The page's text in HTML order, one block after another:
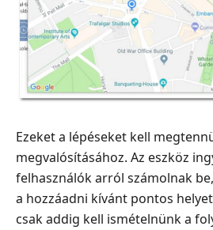
Ezeket a lépéseket kell
megvalósításához. Az eszköz
felhasználók arról számolnak
a hozzáadni kívánt pontos
csak addig kell ismételnünk a